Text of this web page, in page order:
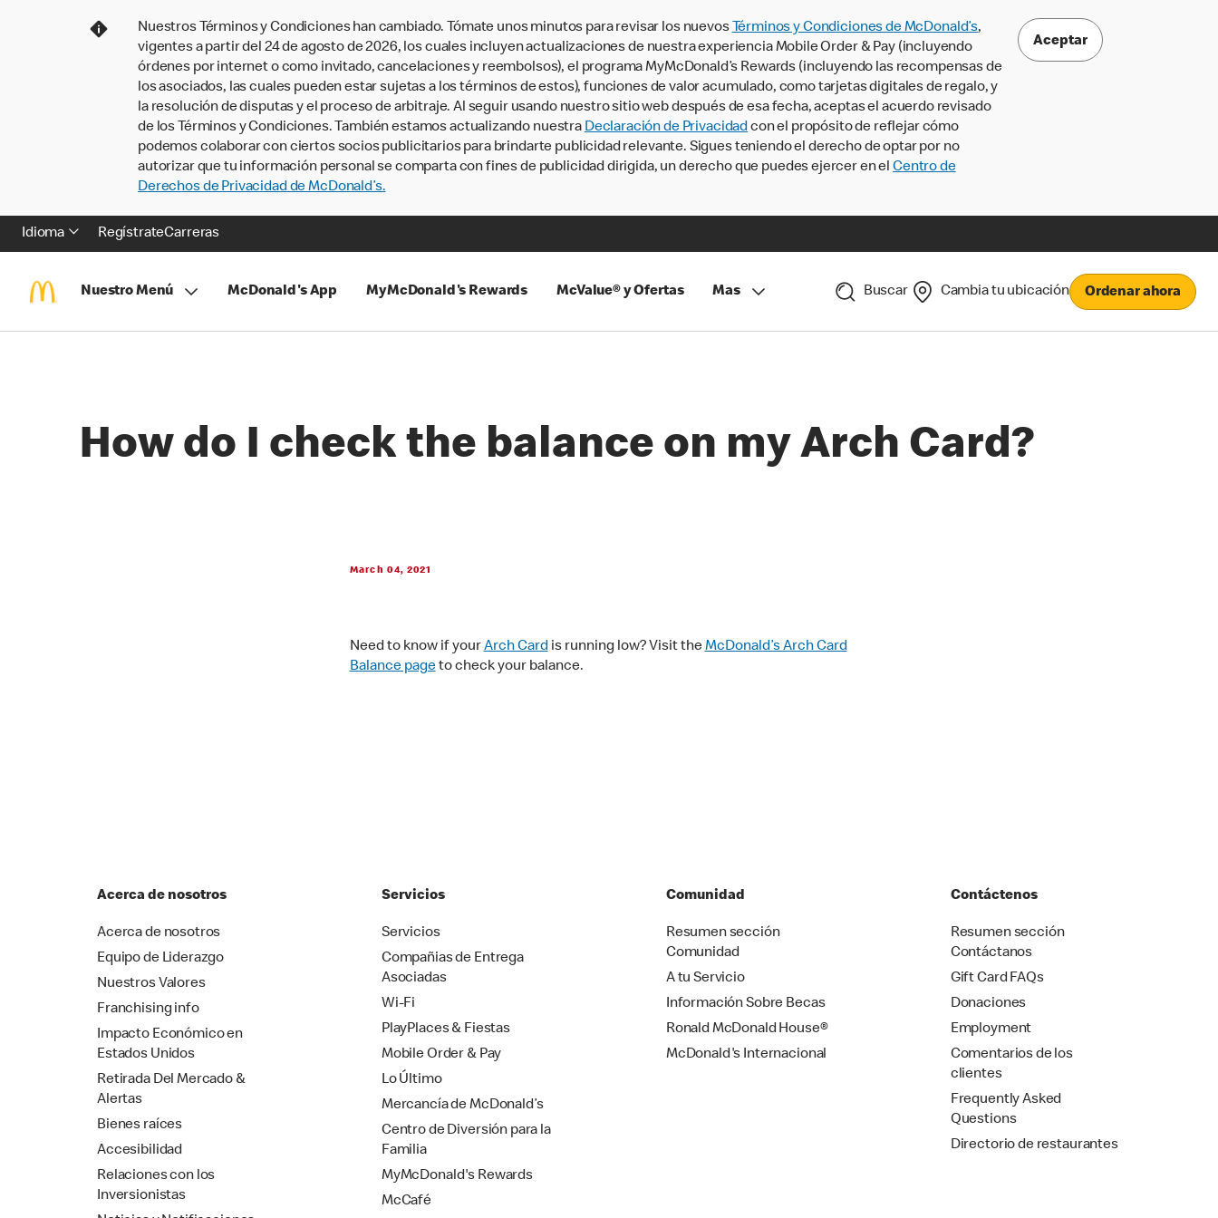
Nuestros Términos y Condiciones han cambiado. Tómate unos minutos para revisar los nuevos Términos y Condiciones de McDonald’s,
vigentes a partir del 24 de agosto de 2026, los cuales incluyen actualizaciones de nuestra experiencia Mobile Order & Pay (incluyendo
órdenes por internet o como invitado, cancelaciones y reembolsos), el programa MyMcDonald’s Rewards (incluyendo las recompensas de
los asociados, las cuales pueden estar sujetas a los términos de estos), funciones de valor acumulado, como tarjetas digitales de regalo, y
la resolución de disputas y el proceso de arbitraje. Al seguir usando nuestro sitio web después de esa fecha, aceptas el acuerdo revisado
de los Términos y Condiciones. También estamos actualizando nuestra Declaración de Privacidadcon el propósito de reflejar cómo
podemos colaborar con ciertos socios publicitarios para brindarte publicidad relevante. Sigues teniendo el derecho de optar por no
autorizar que tu información personal se comparta con fines de publicidad dirigida, un derecho que puedes ejercer en el Centro de
Derechos de Privacidad de McDonald’s.
Aceptar
Idioma RegístrateCarreras
Nuestro Menú McDonald's App MyMcDonald's Rewards McValue® y Ofertas Mas Buscar Cambia tu ubicación Ordenar ahora
How do I check the balance on my Arch Card?
March 04, 2021
Need to know if yourArch Cardis running low? Visit theMcDonald’s Arch Card
Balance pageto check your balance.
Acerca de nosotros
Acerca de nosotros
Equipo de Liderazgo
Nuestros Valores
Franchising info
Impacto Económico en
Estados Unidos
Retirada Del Mercado &
Alertas
Bienes raíces
Accesibilidad
Relaciones con los
Inversionistas
Servicios
Servicios
Compañias de Entrega
Asociadas
Wi-Fi
PlayPlaces & Fiestas
Mobile Order & Pay
Lo Último
Mercancía de McDonald’s
Centro de Diversión para la
Familia
MyMcDonald's Rewards
McCafé
Comunidad
Resumen sección
Comunidad
A tu Servicio
Información Sobre Becas
Ronald McDonald House®
McDonald's Internacional
Contáctenos
Resumen sección
Contáctanos
Gift Card FAQs
Donaciones
Employment
Comentarios de los
clientes
Frequently Asked
Questions
Directorio de restaurantes